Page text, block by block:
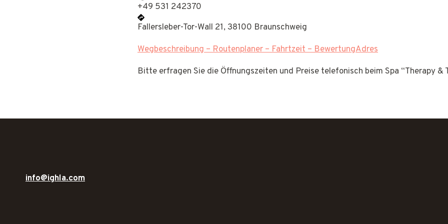
+49 531 242370
Fallersleber-Tor-Wall 21, 38100 Braunschweig
Wegbeschreibung – Routenplaner – Fahrtzeit – BewertungAdres
Bitte erfragen Sie die Öffnungszeiten und Preise telefonisch beim Spa “Therapy &
info@ighla.com